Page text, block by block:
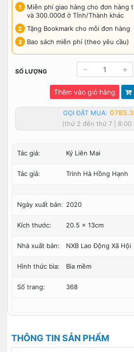
Miễn phí giao hàng cho đơn hàng
và 300.000đ ở Tỉnh/Thành khác
Tặng Bookmark cho mỗi đơn hàng
Bao sách miễn phí (theo yêu cầu)
SỐ LƯỢNG - +
Thêm vào giỏ hàng
GỌI ĐẶT MUA:
(thứ 2 đến thứ 7 | 8:00
Tác giả: Ký Liên Mai
Tác giả: Trình Hà Hồng Hạnh
Ngày xuất bản: 2020
Kích thước: 20.5 x 13cm
Nhà xuất bản: NXB Lao Động Xã Hội
Hình thức bìa: Bìa mềm
Số trang: 368
THÔNG TIN SẢN PHẨM